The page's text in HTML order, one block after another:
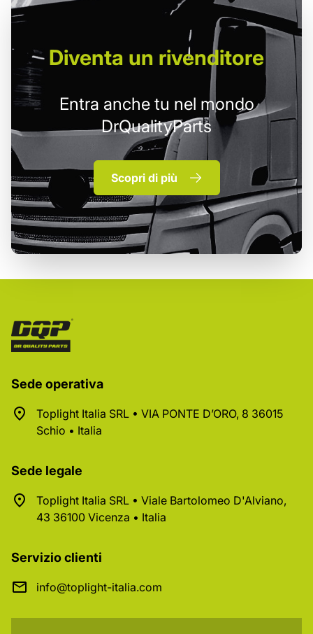
Diventa un rivenditore
Entra anche tu nel mondo
DrQualityParts
Scopri di più
Sede operativa
Toplight Italia SRL • VIA PONTE D’ORO, 8 36015
Schio • Italia
Sede legale
Toplight Italia SRL • Viale Bartolomeo D'Alviano,
43 36100 Vicenza • Italia
Servizio clienti
info@toplight-italia.com